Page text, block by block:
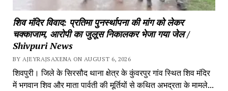
शिव मंदिर विवाद: प्रतिमा पुनर्स्थापना की मांग को लेकर
चक्काजाम, आरोपी का जुलूस निकालकर भेजा गया जेल /
Shivpuri News
BY AJEYRAJSAXENA ON AUGUST 6, 2026
शिवपुरी। जिले के सिरसौद थाना क्षेत्र के कुंवरपुर गांव स्थित शिव मंदिर
में भगवान शिव और माता पार्वती की मूर्तियों से कथित अभद्रता के मामले...